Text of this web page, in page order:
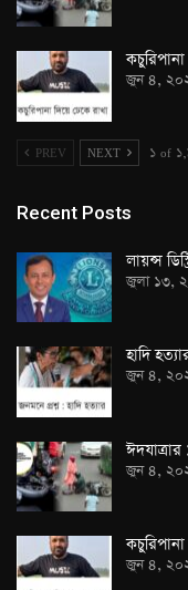
জুন ৪,
PREV NEXT ১ of
Recent Posts
লায়ন্স
জুলা ১৩,
হাদি
জুন ৪,
জুন ৪,
জুন ৪,